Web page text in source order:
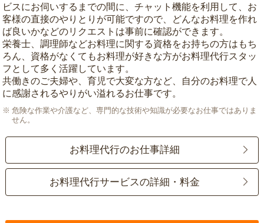
ビスにお伺いするまでの間に、チャット機能を利用して、お
客様の直接のやりとりが可能ですので、どんなお料理を作れ
ば良いかなどのリクエストは事前に確認ができます。
栄養士、調理師などお料理に関する資格をお持ちの方はもち
ろん、資格がなくてもお料理が好きな方がお料理代行スタッ
フとして多く活躍しています。
共働きのご夫婦や、育児で大変な方など、自分のお料理で人
に感謝されるやりがい溢れるお仕事です。
危険な作業や介護など、専門的な技術や知識が必要なお仕事ではありま
せん。
お料理代行のお仕事詳細
お料理代行サービスの詳細・料金